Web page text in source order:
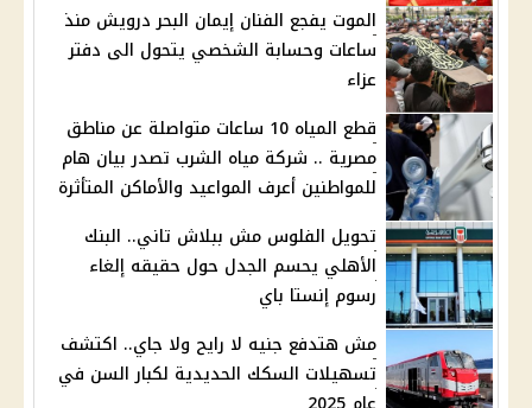
الموت يفجع الفنان إيمان البحر درويش منذ
ساعات وحسابة الشخصي يتحول الى دفتر
عزاء
قطع المياه 10 ساعات متواصلة عن مناطق
مصرية .. شركة مياه الشرب تصدر بيان هام
للمواطنين أعرف المواعيد والأماكن المتأثرة
تحويل الفلوس مش ببلاش تاني.. البنك
الأهلي يحسم الجدل حول حقيقه إلغاء
رسوم إنستا باي
مش هتدفع جنيه لا رايح ولا جاي.. اكتشف
تسهيلات السكك الحديدية لكبار السن في